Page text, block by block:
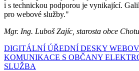
i s technickou podporou je vynikající.
pro webové služby."
Mgr. Ing. Luboš Zajíc, starosta obce
DIGITÁLNÍ ÚŘEDNÍ DESKY
KOMUNIKACE S OBČANY
SLUŽBA